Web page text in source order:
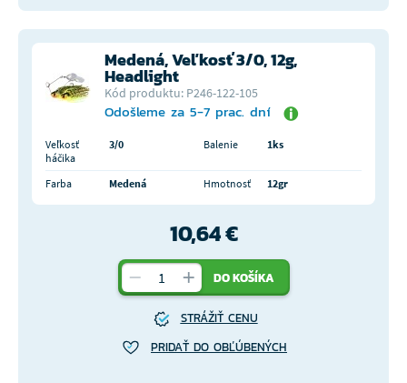
Medená, Veľkosť 3/0, 12g,
Headlight
Kód produktu: P246-122-105
Odošleme za 5-7 prac. dní
Veľkosť
háčika
3/0 Balenie 1ks
Farba Medená Hmotnosť 12gr
10,64 €
DO KOŠÍKA
STRÁŽIŤ CENU
PRIDAŤ DO OBĽÚBENÝCH